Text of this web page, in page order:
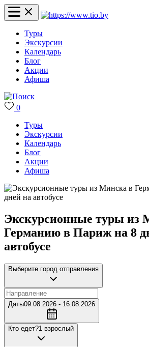
Туры
Экскурсии
Календарь
Блог
Акции
Афиша
0
Туры
Экскурсии
Календарь
Блог
Акции
Афиша
Экскурсионные туры из
Германию в Париж на 8
автобусе
Выберите город отправления
Даты09.08.2026 - 16.08.2026
Кто едет?1 взрослый